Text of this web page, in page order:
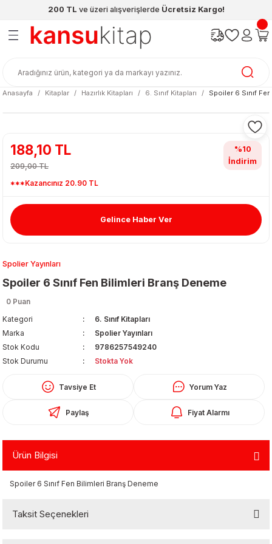
200 TL ve üzeri alışverişlerde Ücretsiz Kargo!
Geri Dön
Geri Dön
& Matara
Geri Dön
Geri Dön
/ Kutu Oyunlar
Geri Dön
Geri Dön
Anasayfa
Kitaplar Hazırlık Kitapları 6. Sınıf Kitapları Spoiler 6 Sınıf
Spolier Yayınları
Spoiler 6 Sınıf Fen Bilimleri Branş Deneme
0 Puan
Kategori
6. Sınıf Kitapları
Marka
Spolier Yayınları
Stok Kodu
9786257549240
Stok Durumu
Stokta Yok
Tavsiye Et Yorum Yaz
Paylaş Fiyat Alarmı
188,10 TL
209,00 TL
***Kazancınız 20.90 TL
%10
İndirim
Gelince Haber Ver
Ürün Bilgisi
Spoiler 6 Sınıf Fen Bilimleri Branş Deneme
Taksit Seçenekleri